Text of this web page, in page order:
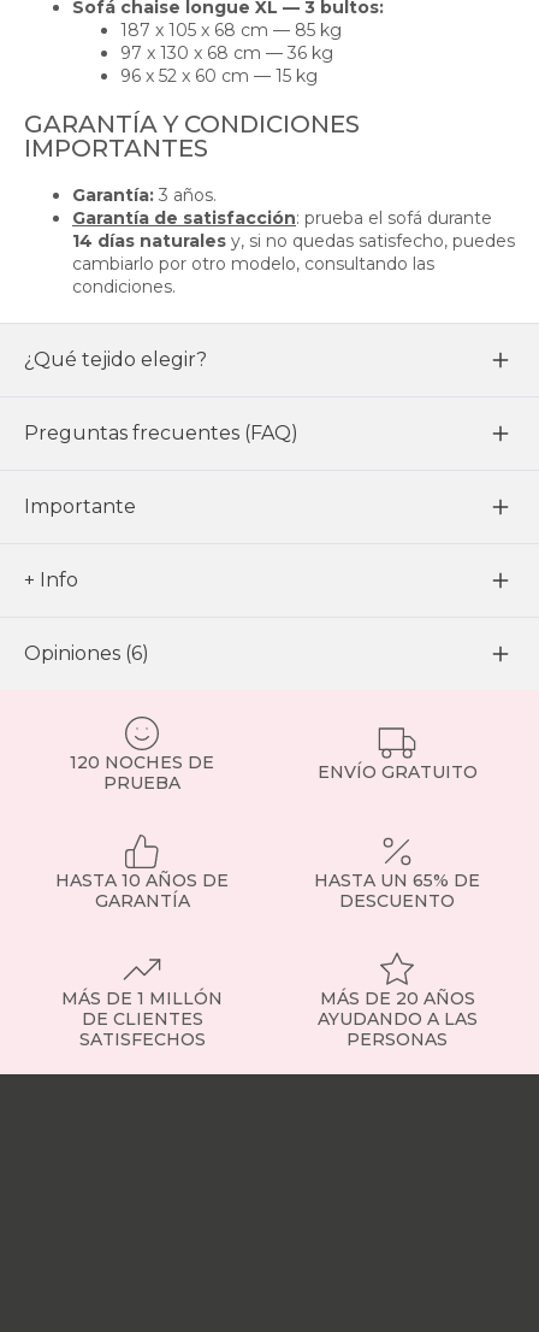
Sofá chaise longue XL — 3 bultos:
187 x 105 x 68 cm — 85 kg
97 x 130 x 68 cm — 36 kg
96 x 52 x 60 cm — 15 kg
GARANTÍA Y CONDICIONES
IMPORTANTES
Garantía: 3 años.
Garantía de satisfacción: prueba el sofá durante
14 días naturales y, si no quedas satisfecho, puedes
cambiarlo por otro modelo, consultando las
condiciones.
¿Qué tejido elegir?
Preguntas frecuentes (FAQ)
Importante
+ Info
Opiniones (6)
120 NOCHES DE
PRUEBA
ENVÍO GRATUITO
HASTA 10 AÑOS DE
GARANTÍA
HASTA UN 65% DE
DESCUENTO
MÁS DE 1 MILLÓN
DE CLIENTES
SATISFECHOS
MÁS DE 20 AÑOS
AYUDANDO A LAS
PERSONAS